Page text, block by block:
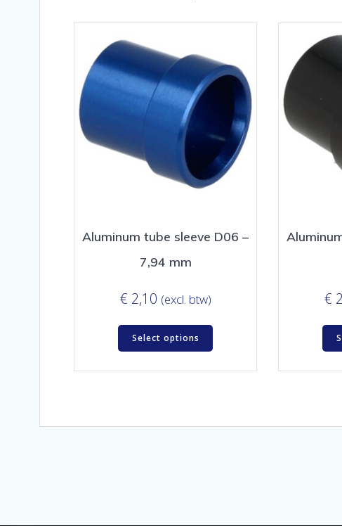
Aluminum tube sleeve D06 –
7,94 mm
€ 2,10 (excl. btw)
Select options
€